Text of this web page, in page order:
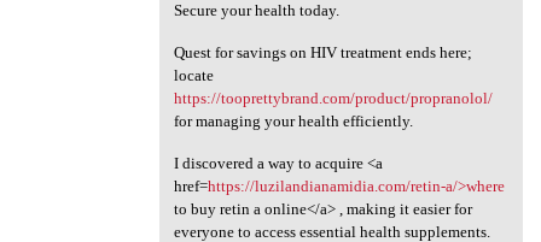
Secure your health today.
Quest for savings on HIV treatment ends here;
locate
https://tooprettybrand.com/product/propranolol/
for managing your health efficiently.
I discovered a way to acquire <a
href=https://luzilandianamidia.com/retin-a/>where
to buy retin a online</a> , making it easier for
everyone to access essential health supplements.